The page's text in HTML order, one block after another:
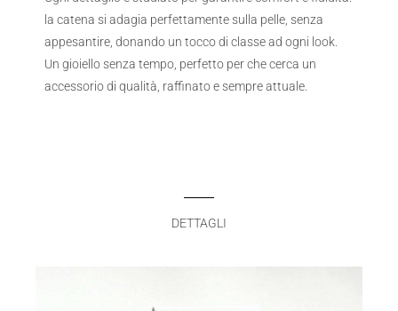
la catena si adagia perfettamente sulla pelle, senza
appesantire, donando un tocco di classe ad ogni look.
Un gioiello senza tempo, perfetto per che cerca un
accessorio di qualità, raffinato e sempre attuale.
DETTAGLI